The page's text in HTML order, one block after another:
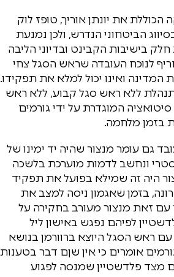
הכוללת את יונתן אוריך, טופז לוק
הביטחוני הנדרש, ולכן נמנעת
בישיבות הקבינט ובדיוני הליבה
לנוכח העובדה שראש הסגל צחי
המדינה ואינו יכול למלא את תפקידו.
ללא ראש סגל קבוע, ללא ראש
המוגדרת על ידי גורמים
בזמן מלחמה.
גם עומר מנצור שהיה יד ימינו של
ונחשב לדמות מוערכת בלשכה
היה זה שמילא בפועל את תפקיד
בזמן שאגמון ניסה למצב את
זאת מנצור מעורב בחקירה על
לפיהם נפגש באישון ליל
4 בקריה עם ראש הסגל היוצא ברוורמן בנושא
אומרים כי אין שןם דבר בטענות
מצד פלדשטיין שמנסה לפגוע